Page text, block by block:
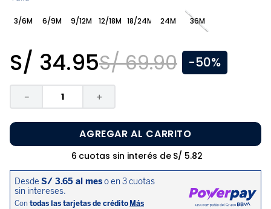
3/6M 6/9M 9/12M 12/18M 18/24M 24M 36M
S/ 34.95S/ 69.90 -50%
＋
－
AGREGAR AL CARRITO
6 cuotas sin interés de S/ 5.82
.
disney
sandalias niño